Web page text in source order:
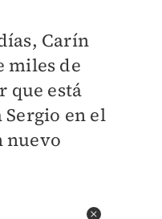
Carín
miles de
que está
en el
nuevo